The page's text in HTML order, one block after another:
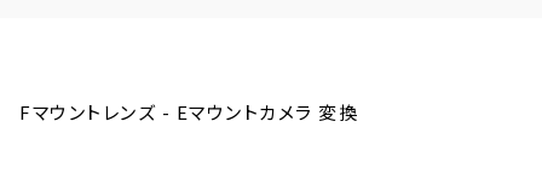
Fマウントレンズ - Eマウントカメラ 変換